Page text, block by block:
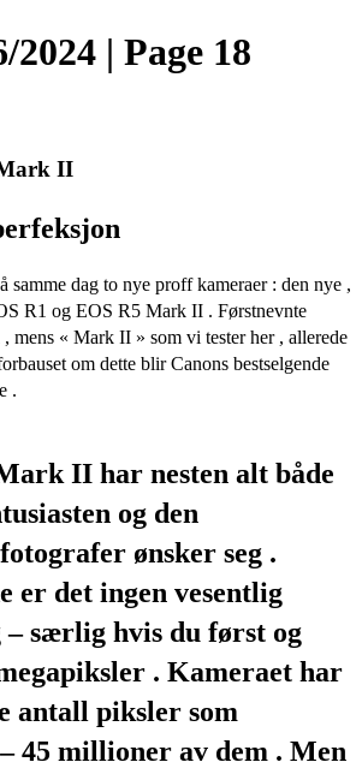
| Page 18
II
samme dag to nye proff kameraer : den nye ,
R1 og EOS R5 Mark II . Førstnevnte
mens « Mark II » som vi tester her , allerede
om dette blir Canons bestselgende
.
II har nesten alt både
og den
ønsker seg .
er det ingen vesentlig
– særlig hvis du først og
. Kameraet har
antall piksler som
45 millioner av dem . Men